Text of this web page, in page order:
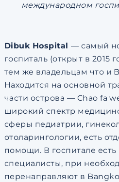
международном
Dibuk Hospital— самый
госпиталь (открыт в 2015
тем же владельцам что и
Находится на основной
части острова — Chao fa
широкий спектр
сферы педиатрии,
отоларингологии, есть
помощи. В госпитале есть
специалисты, при
перенаправляют в